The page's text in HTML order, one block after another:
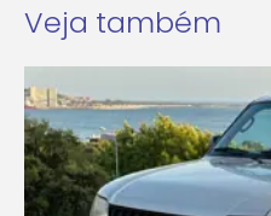
Veja também